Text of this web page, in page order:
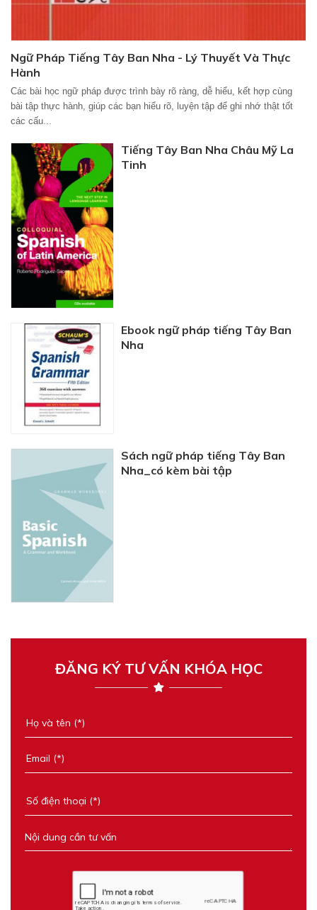
Ngữ Pháp Tiếng Tây Ban Nha - Lý Thuyết Và Thực
Hành
Các bài học ngữ pháp được trình bày rõ ràng, dễ hiểu, kết hợp cùng
bài tập thực hành, giúp các bạn hiểu rõ, luyện tập để ghi nhớ thật tốt
các cấu...
Tiếng Tây Ban Nha Châu Mỹ La
Tinh
Ebook ngữ pháp tiếng Tây Ban
Nha
Sách ngữ pháp tiếng Tây Ban
Nha_có kèm bài tập
ĐĂNG KÝ TƯ VẤN KHÓA HỌC